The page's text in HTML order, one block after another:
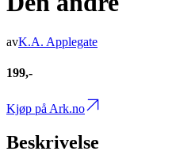
avK.A. Applegate
199,-
Kjøp på Ark.no
Beskrivelse